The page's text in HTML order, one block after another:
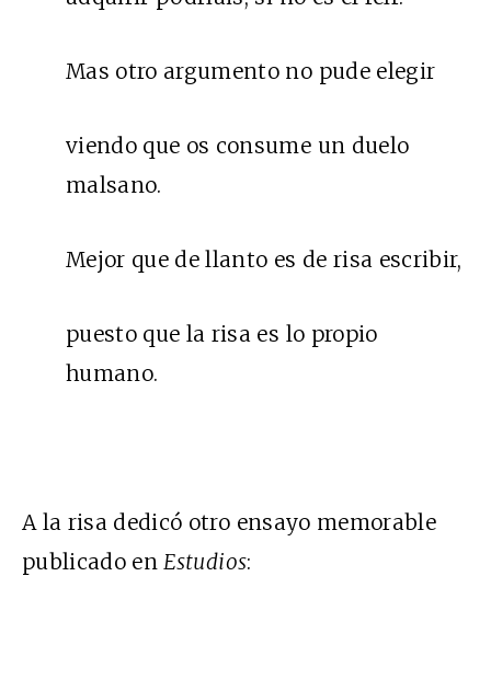
Mas otro argumento no pude elegir
viendo que os consume un duelo
malsano.
Mejor que de llanto es de risa escribir,
puesto que la risa es lo propio
humano.
A la risa dedicó otro ensayo memorable
publicado en Estudios: